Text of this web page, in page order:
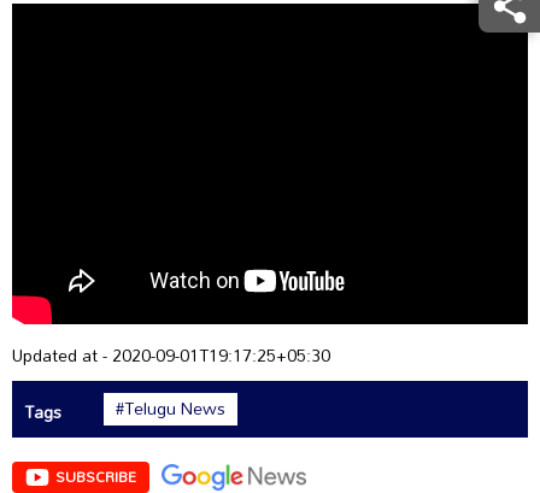
Updated at - 2020-09-01T19:17:25+05:30
Tags
#Telugu News
SUBSCRIBE